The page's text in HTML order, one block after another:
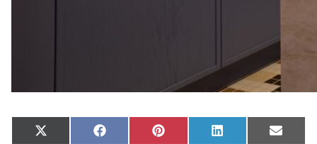
Compartir
X Compartir
FacebookCompartir
PinterestCompartir
LinkedIn Email